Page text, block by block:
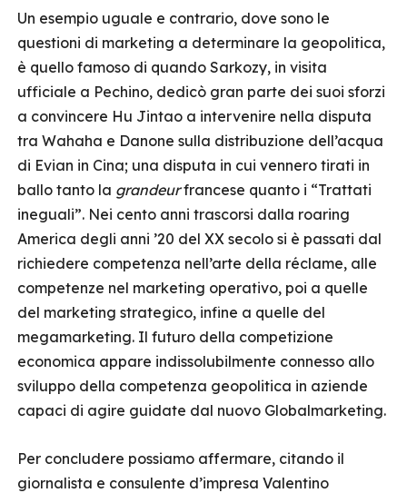
Un esempio uguale e contrario, dove sono le
questioni di marketing a determinare la geopolitica,
è quello famoso di quando Sarkozy, in visita
ufficiale a Pechino, dedicò gran parte dei suoi sforzi
a convincere Hu Jintao a intervenire nella disputa
tra Wahaha e Danone sulla distribuzione dell’acqua
di Evian in Cina; una disputa in cui vennero tirati in
ballo tanto la grandeurfrancese quanto i “Trattati
ineguali”. Nei cento anni trascorsi dalla roaring
America degli anni ’20 del XX secolo si è passati dal
richiedere competenza nell’arte della réclame, alle
competenze nel marketing operativo, poi a quelle
del marketing strategico, infine a quelle del
megamarketing. Il futuro della competizione
economica appare indissolubilmente connesso allo
sviluppo della competenza geopolitica in aziende
capaci di agire guidate dal nuovo Globalmarketing.
Per concludere possiamo affermare, citando il
giornalista e consulente d’impresa Valentino